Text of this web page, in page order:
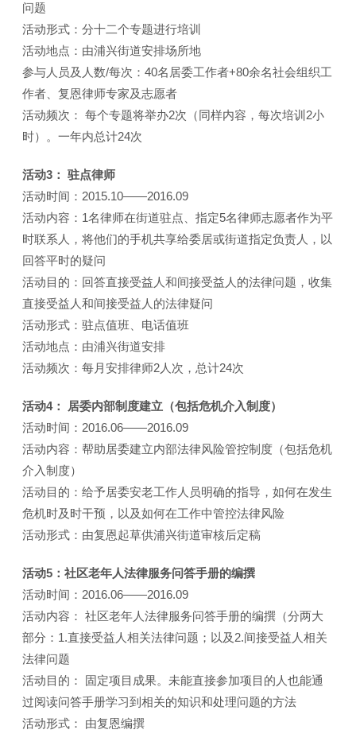
问题
活动形式：分十二个专题进行培训
活动地点：由浦兴街道安排场所地
参与人员及人数/每次：40名居委工作者+80余名社会组织工
作者、复恩律师专家及志愿者
活动频次： 每个专题将举办2次（同样内容，每次培训2小
时）。一年内总计24次
活动3： 驻点律师
活动时间：2015.10——2016.09
活动内容：1名律师在街道驻点、指定5名律师志愿者作为平
时联系人，将他们的手机共享给委居或街道指定负责人，以
回答平时的疑问
活动目的：回答直接受益人和间接受益人的法律问题，收集
直接受益人和间接受益人的法律疑问
活动形式：驻点值班、电话值班
活动地点：由浦兴街道安排
活动频次：每月安排律师2人次，总计24次
活动4： 居委内部制度建立（包括危机介入制度）
活动时间：2016.06——2016.09
活动内容：帮助居委建立内部法律风险管控制度（包括危机
介入制度）
活动目的：给予居委安老工作人员明确的指导，如何在发生
危机时及时干预，以及如何在工作中管控法律风险
活动形式：由复恩起草供浦兴街道审核后定稿
活动5：社区老年人法律服务问答手册的编撰
活动时间：2016.06——2016.09
活动内容： 社区老年人法律服务问答手册的编撰（分两大
部分：1.直接受益人相关法律问题；以及2.间接受益人相关
法律问题
活动目的： 固定项目成果。未能直接参加项目的人也能通
过阅读问答手册学习到相关的知识和处理问题的方法
活动形式： 由复恩编撰